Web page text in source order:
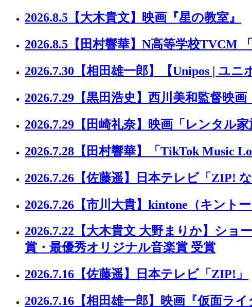
2026.8.5 【大木貴文】映画『星の教室』
2026.8.5 【田村響華】N高等学校TVCM
2026.7.30 【相田雄一郎】【Unipos | ユ
2026.7.29 【黒田浩史】西川美和監督映
2026.7.29 【田崎礼奈】映画「レンタル家
2026.7.28 【田村響華】「TikTok Music
2026.7.26 【佐藤遥】日本テレビ「ZIP!
2026.7.26 【市川大貴】kintone（キント
2026.7.22 【大木貴文 大野まりか】ショ
賞・最優秀オリジナル音楽賞 受賞
2026.7.16 【佐藤遥】日本テレビ「ZIP!」
2026.7.16 【相田雄一郎】映画『仮面ラ